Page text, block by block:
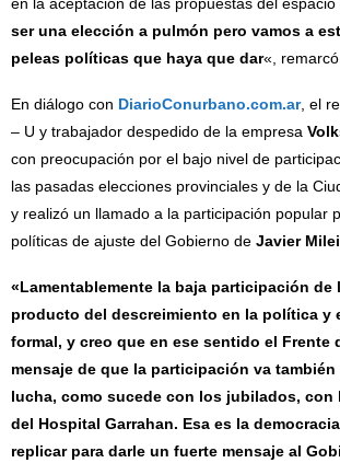
ser una elección a pulmón pero vamos a
peleas políticas que haya que dar«, remarcó.
En diálogo con DiarioConurbano.com.ar, el
– U y trabajador despedido de la empresa
con preocupación por el bajo nivel de
las pasadas elecciones provinciales y de la
y realizó un llamado a la participación popular
políticas de ajuste del Gobierno de Javier Milei
«Lamentablemente la baja participación de
producto del descreimiento en la política y
formal, y creo que en ese sentido el Frente
mensaje de que la participación va
lucha, como sucede con los jubilados, con
del Hospital Garrahan. Esa es la
replicar para darle un fuerte mensaje al